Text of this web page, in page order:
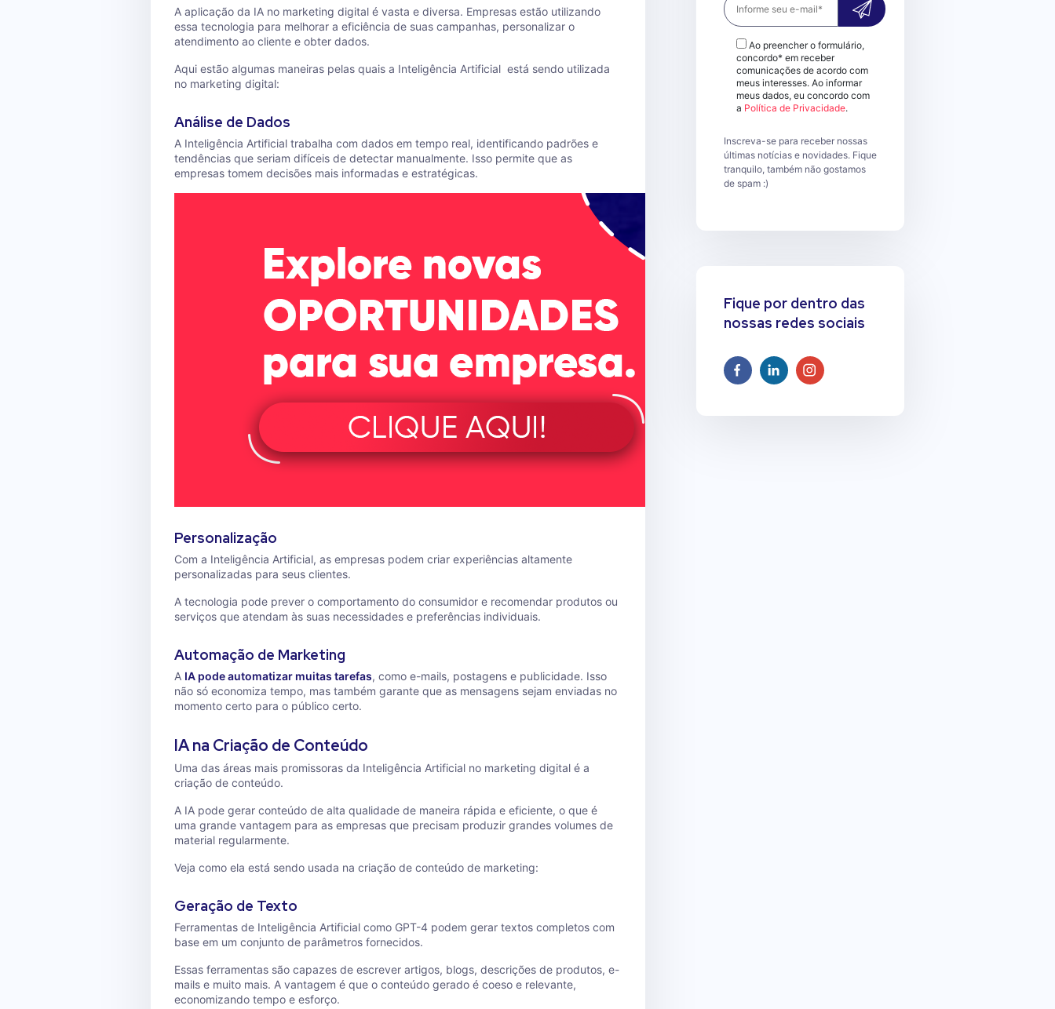
A aplicação da IA no marketing digital é vasta e diversa. Empresas estão utilizando
essa tecnologia para melhorar a eficiência de suas campanhas, personalizar o
atendimento ao cliente e obter dados.
Aqui estão algumas maneiras pelas quais a Inteligência Artificial está sendo utilizada
no marketing digital:
Análise de Dados
A Inteligência Artificial trabalha com dados em tempo real, identificando padrões e
tendências que seriam difíceis de detectar manualmente. Isso permite que as
empresas tomem decisões mais informadas e estratégicas.
Personalização
Com a Inteligência Artificial, as empresas podem criar experiências altamente
personalizadas para seus clientes.
A tecnologia pode prever o comportamento do consumidor e recomendar produtos ou
serviços que atendam às suas necessidades e preferências individuais.
Automação de Marketing
A IA pode automatizar muitas tarefas, como e-mails, postagens e publicidade. Isso
não só economiza tempo, mas também garante que as mensagens sejam enviadas no
momento certo para o público certo.
IA na Criação de Conteúdo
Uma das áreas mais promissoras da Inteligência Artificial no marketing digital é a
criação de conteúdo.
A IA pode gerar conteúdo de alta qualidade de maneira rápida e eficiente, o que é
uma grande vantagem para as empresas que precisam produzir grandes volumes de
material regularmente.
Veja como ela está sendo usada na criação de conteúdo de marketing:
Geração de Texto
Ferramentas de Inteligência Artificial como GPT-4 podem gerar textos completos com
base em um conjunto de parâmetros fornecidos.
Essas ferramentas são capazes de escrever artigos, blogs, descrições de produtos, e-
mails e muito mais. A vantagem é que o conteúdo gerado é coeso e relevante,
economizando tempo e esforço.
Ao preencher o formulário,
concordo* em receber
comunicações de acordo com
meus interesses. Ao informar
meus dados, eu concordo com
a Política de Privacidade.
Inscreva-se para receber nossas
últimas notícias e novidades. Fique
tranquilo, também não gostamos
de spam :)
Fique por dentro das
nossas redes sociais